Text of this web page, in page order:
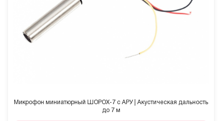
Микрофон миниатюрный ШОРОХ-7 с АРУ | Акустическая дальность
до 7 м